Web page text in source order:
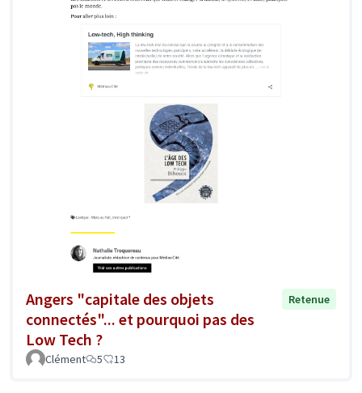
Angers "capitale des objets
connectés"... et pourquoi pas des
Low Tech ?
Retenue
Clément 5 13